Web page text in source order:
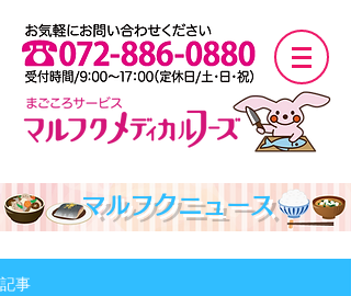
マルフクニュース
記事